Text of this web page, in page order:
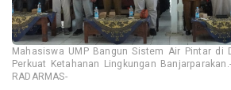
Mahasiswa UMP Bangun Sistem Air Pintar di
Perkuat Ketahanan Lingkungan Banjarparakan.-
RADARMAS-